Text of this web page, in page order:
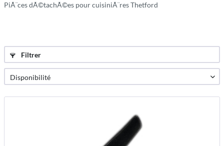
PiÃ¨ces dÃ©tachÃ©es pour cuisiniÃ¨res Thetford
Filtrer